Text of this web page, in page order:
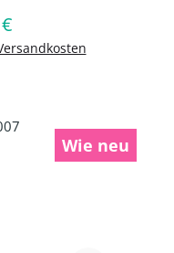
10 Professional
Wie neu